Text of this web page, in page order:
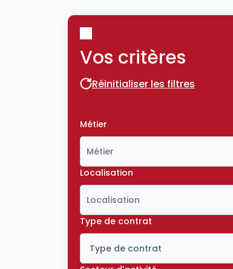
Vos critères
Réinitialiser les filtres
Réinitialiser les filtres
Métier
Localisation
Type de contrat
Type de contrat
Icône ouvrir la liste déroulante